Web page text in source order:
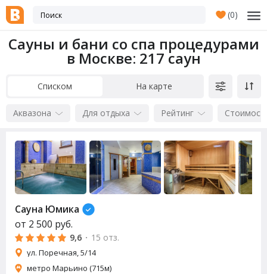
(0)
Сауны и бани со спа процедурами
в Москве: 217 саун
Списком На карте
Аквазона Для отдыха Рейтинг
Сауна Юмика
от 2 500 руб.
9,6 · 15 отз.
ул. Поречная, 5/14
метро Марьино (715м)